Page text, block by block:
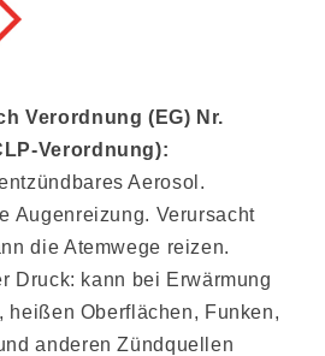
Verordnung (EG) Nr.
Verordnung):
Aerosol.
Augenreizung. Verursacht
die Atemwege reizen.
Druck: kann bei Erwärmung
heißen Oberflächen, Funken,
anderen Zündquellen